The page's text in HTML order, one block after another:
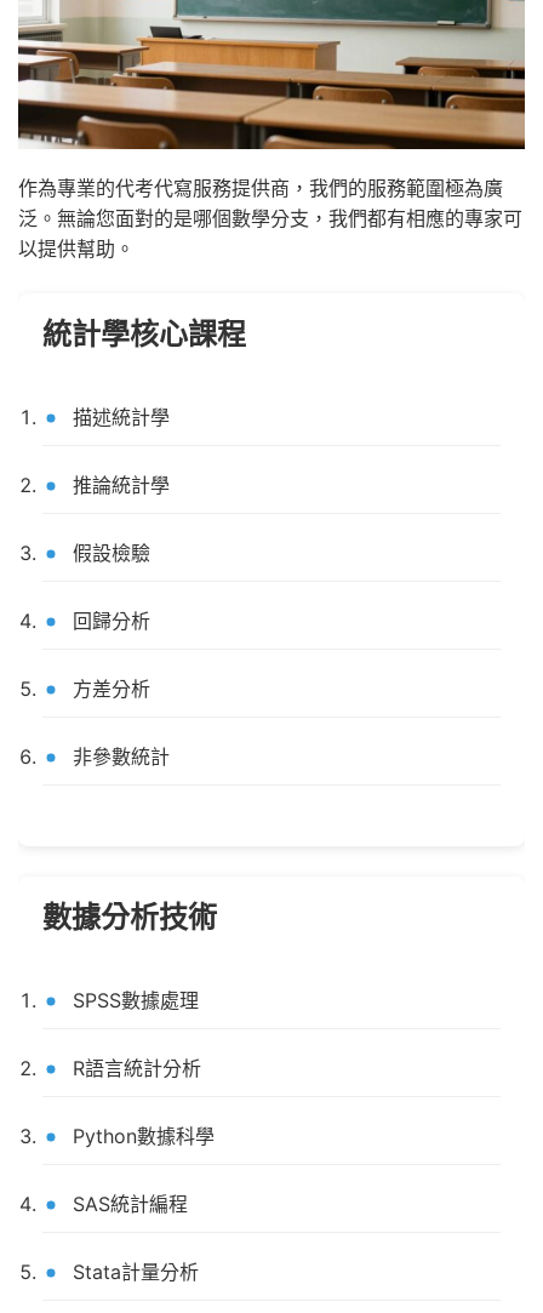
作為專業的代考代寫服務提供商，我們的服務範圍極為廣
泛。無論您面對的是哪個數學分支，我們都有相應的專家可
以提供幫助。
統計學核心課程
描述統計學
推論統計學
假設檢驗
回歸分析
方差分析
非參數統計
數據分析技術
SPSS數據處理
R語言統計分析
Python數據科學
SAS統計編程
Stata計量分析